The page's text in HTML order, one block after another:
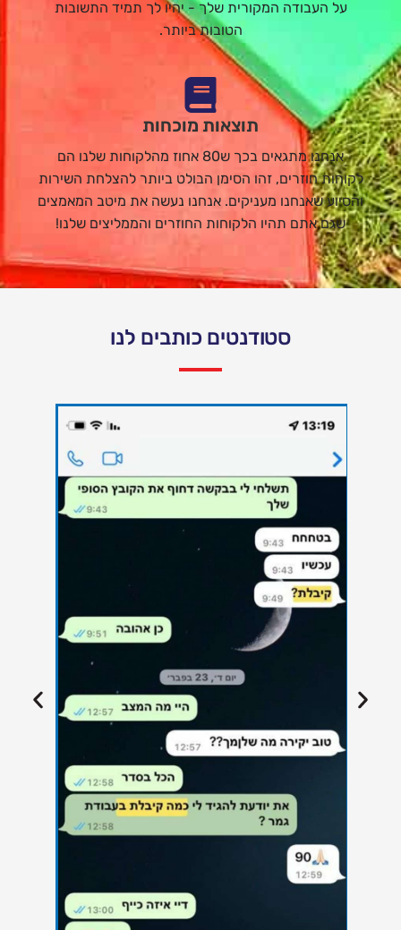
על העבודה המקורית שלך - יהיו לך תמיד התשובות
הטובות ביותר.
תוצאות מוכחות
אנחנו מתגאים בכך ש80 אחוז מהלקוחות שלנו הם
לקוחות חוזרים, זהו הסימן הבולט ביותר להצלחת השירות
והסיוע שאנחנו מעניקים. אנחנו נעשה את מיטב המאמצים
שגם אתם תהיו הלקוחות החוזרים והממליצים שלנו!
סטודנטים כותבים לנו